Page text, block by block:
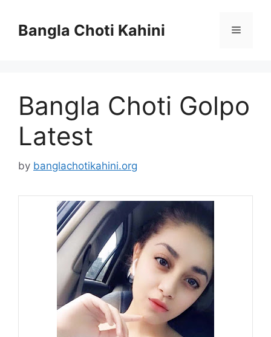
contentBangla Choti Kahini Menu
Bangla Choti Golpo
Latest
by banglachotikahini.org